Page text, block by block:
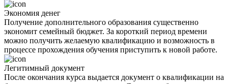
Экономия денег
Получение дополнительного образования существенно
экономит семейный бюджет. За короткий период времени
можно получить желаемую квалификацию и возможность в
процессе прохождения обучения приступить к новой работе.
Легитимный документ
После окончания курса выдается документ о квалификации на